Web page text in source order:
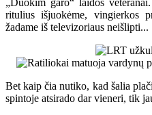
„Duokim garo“ laidos
ritulius išjuokėme, vingierkos
žadame iš televizoriaus neišlipti...
Bet kaip čia nutiko, kad šalia
spintoje atsirado dar vieneri, tik